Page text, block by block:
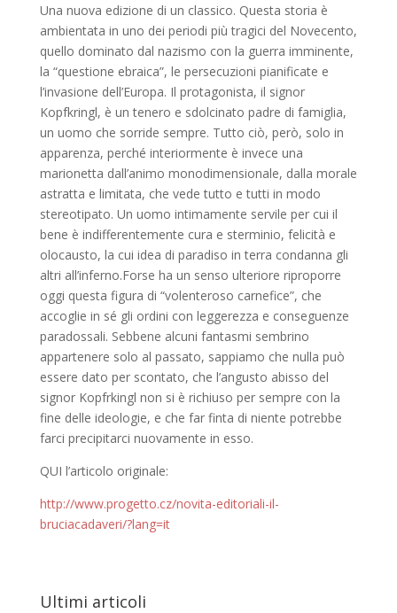
Una nuova edizione di un classico. Questa storia è
ambientata in uno dei periodi più tragici del Novecento,
quello dominato dal nazismo con la guerra imminente,
la “questione ebraica”, le persecuzioni pianificate e
l’invasione dell’Europa. Il protagonista, il signor
Kopfkringl, è un tenero e sdolcinato padre di famiglia,
un uomo che sorride sempre. Tutto ciò, però, solo in
apparenza, perché interiormente è invece una
marionetta dall’animo monodimensionale, dalla morale
astratta e limitata, che vede tutto e tutti in modo
stereotipato. Un uomo intimamente servile per cui il
bene è indifferentemente cura e sterminio, felicità e
olocausto, la cui idea di paradiso in terra condanna gli
altri all’inferno.Forse ha un senso ulteriore riproporre
oggi questa figura di “volenteroso carnefice”, che
accoglie in sé gli ordini con leggerezza e conseguenze
paradossali. Sebbene alcuni fantasmi sembrino
appartenere solo al passato, sappiamo che nulla può
essere dato per scontato, che l’angusto abisso del
signor Kopfrkingl non si è richiuso per sempre con la
fine delle ideologie, e che far finta di niente potrebbe
farci precipitarci nuovamente in esso.
QUI l’articolo originale:
http://www.progetto.cz/novita-editoriali-il-
bruciacadaveri/?lang=it
Ultimi articoli